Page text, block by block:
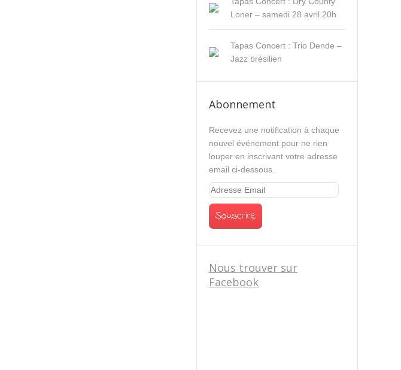
Loner – samedi 28 avril 20h
Tapas Concert : Trio Dende –
Jazz brésilien
Abonnement
Recevez une notification à chaque
nouvel événement pour ne rien
louper en inscrivant votre adresse
email ci-dessous.
Nous trouver sur
Facebook